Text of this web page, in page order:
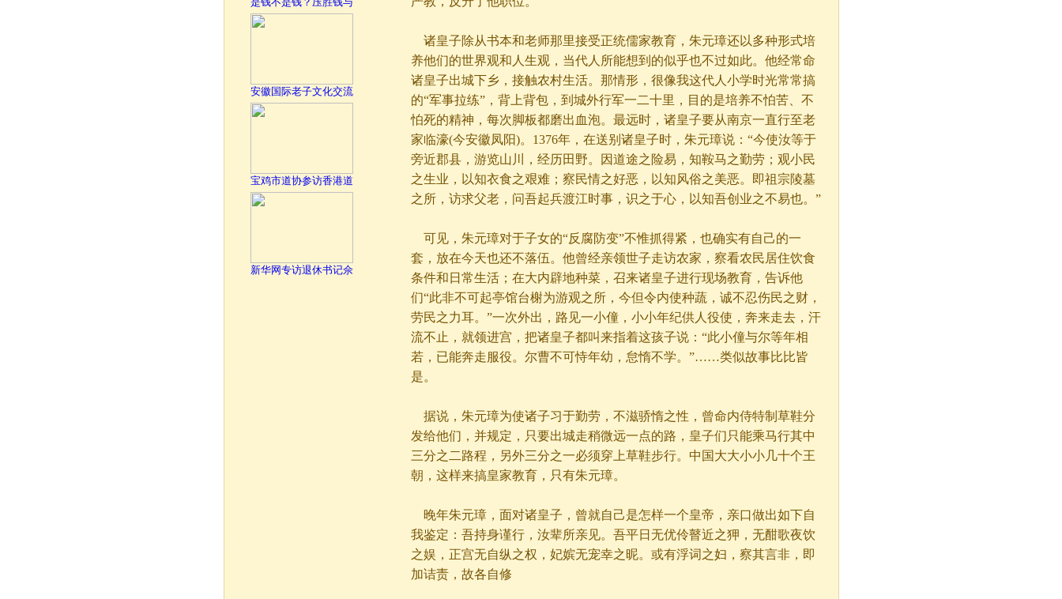
安徽国际老子文化交流
宝鸡市道协参访香港道
新华网专访退休书记佘
诸皇子除从书本和老师那里接受正统儒家教育，朱元璋还以多种形式培
养他们的世界观和人生观，当代人所能想到的似乎也不过如此。他经常命
诸皇子出城下乡，接触农村生活。那情形，很像我这代人小学时光常常搞
的“军事拉练”，背上背包，到城外行军一二十里，目的是培养不怕苦、不
怕死的精神，每次脚板都磨出血泡。最远时，诸皇子要从南京一直行至老
家临濠(今安徽凤阳)。1376年，在送别诸皇子时，朱元璋说：“今使汝等于
旁近郡县，游览山川，经历田野。因道途之险易，知鞍马之勤劳；观小民
之生业，以知衣食之艰难；察民情之好恶，以知风俗之美恶。即祖宗陵墓
之所，访求父老，问吾起兵渡江时事，识之于心，以知吾创业之不易也。”
可见，朱元璋对于子女的“反腐防变”不惟抓得紧，也确实有自己的一
套，放在今天也还不落伍。他曾经亲领世子走访农家，察看农民居住饮食
条件和日常生活；在大内辟地种菜，召来诸皇子进行现场教育，告诉他
们“此非不可起亭馆台榭为游观之所，今但令内使种蔬，诚不忍伤民之财，
劳民之力耳。”一次外出，路见一小僮，小小年纪供人役使，奔来走去，汗
流不止，就领进宫，把诸皇子都叫来指着这孩子说：“此小僮与尔等年相
若，已能奔走服役。尔曹不可恃年幼，怠惰不学。”……类似故事比比皆
是。
据说，朱元璋为使诸子习于勤劳，不滋骄惰之性，曾命内侍特制草鞋分
发给他们，并规定，只要出城走稍微远一点的路，皇子们只能乘马行其中
三分之二路程，另外三分之一必须穿上草鞋步行。中国大大小小几十个王
朝，这样来搞皇家教育，只有朱元璋。
晚年朱元璋，面对诸皇子，曾就自己是怎样一个皇帝，亲口做出如下自
我鉴定：吾持身谨行，汝辈所亲见。吾平日无优伶瞽近之狎，无酣歌夜饮
之娱，正宫无自纵之权，妃嫔无宠幸之昵。或有浮词之妇，察其言非，即
加诘责，故各自修